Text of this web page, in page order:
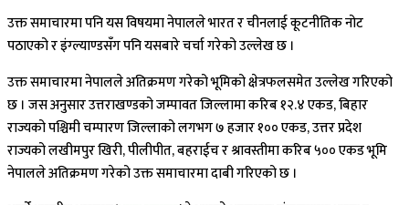
उक्त समाचारमा पनि यस विषयमा नेपालले भारत र चीनलाई कूटनीतिक नोट
पठाएको र इंग्ल्याण्डसँग पनि यसबारे चर्चा गरेको उल्लेख छ ।
उक्त समाचारमा नेपालले अतिक्रमण गरेको भूमिको क्षेत्रफलसमेत उल्लेख गरिएको
छ । जस अनुसार उत्तराखण्डको जम्पावत जिल्लामा करिब १२.४ एकड, बिहार
राज्यको पश्चिमी चम्पारण जिल्लाको लगभग ७ हजार १०० एकड, उत्तर प्रदेश
राज्यको लखीमपुर खिरी, पीलीपीत, बहराईच र श्रावस्तीमा करिब ५०० एकड भूमि
नेपालले अतिक्रमण गरेको उक्त समाचारमा दाबी गरिएको छ ।